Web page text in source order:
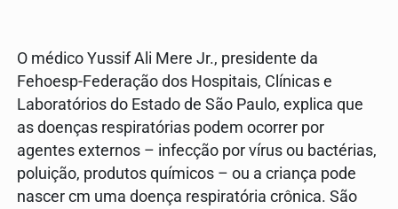
O médico Yussif Ali Mere Jr., presidente da
Fehoesp-Federação dos Hospitais, Clínicas e
Laboratórios do Estado de São Paulo, explica que
as doenças respiratórias podem ocorrer por
agentes externos – infecção por vírus ou bactérias,
poluição, produtos químicos – ou a criança pode
nascer cm uma doença respiratória crônica. São